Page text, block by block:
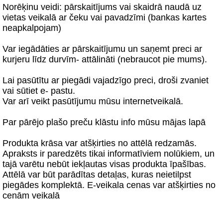
Norēķinu veidi: pārskaitījums vai skaidrā naudā uz
vietas veikalā ar čeku vai pavadzīmi (bankas kartes
neapkalpojam)
Var iegādāties ar pārskaitījumu un saņemt preci ar
kurjeru līdz durvīm- attālināti (nebraucot pie mums).
Lai pasūtītu ar piegādi vajadzīgo preci, droši zvaniet
vai sūtiet e- pastu.
Var arī veikt pasūtījumu mūsu internetveikalā.
Par pārējo plašo preču klāstu info mūsu mājas lapā
Produkta krāsa var atšķirties no attēlā redzamās.
Apraksts ir paredzēts tikai informatīviem nolūkiem, un
tajā varētu nebūt iekļautas visas produkta īpašības.
Attēlā var būt parādītas detaļas, kuras neietilpst
piegādes komplektā. E-veikala cenas var atšķirties no
cenām veikalā